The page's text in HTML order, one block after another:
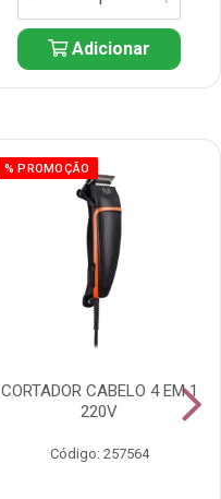
Adicionar
% PROMOÇÃO
CORTADOR CABELO 4 EM 1
220V
Código: 257564